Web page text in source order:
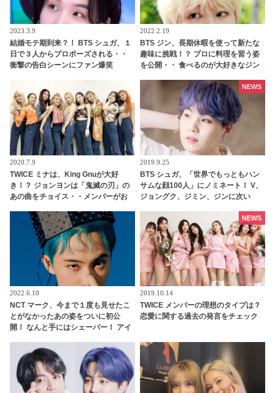
2023.3.9
結婚モテ期到来？！ BTS シュガ、１
日で３人からプロポーズされる・・
衝撃の告白シーンにファン爆笑
2022.2.19
BTS ジン、長期休暇を使って新たな
趣味に挑戦！？ プロに料理を習う姿
を公開・・ 食べるのが大好きなジン
2020.7.9
TWICE ミナは、King Gnuが大好
き！？ ジョンヨンは「鬼滅の刃」の
あの曲をチョイス・・メンバーがお
2019.9.25
BTS シュガ、「世界でもっともハン
サムな顔100人」にノミネート！ V、
ジョングク、ジミン、ジンに次い
NEWS
2022.6.10
NCT マーク、今まで１度も見せたこ
とがなかったあの姿をついに初公
開！ なんと手にはシェーバー！ アイ
貴重すぎるシーンに歓喜
2019.10.14
TWICE メンバーの理想のタイプは？
恋愛に関する過去の発言をチェック
NEWS